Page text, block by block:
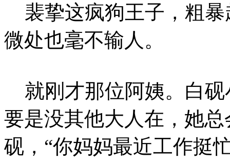
裴挚这疯狗王子，粗暴
微处也毫不输人。
就刚才那位阿姨。白砚
要是没其他大人在，她
砚，“你妈妈最近工作挺